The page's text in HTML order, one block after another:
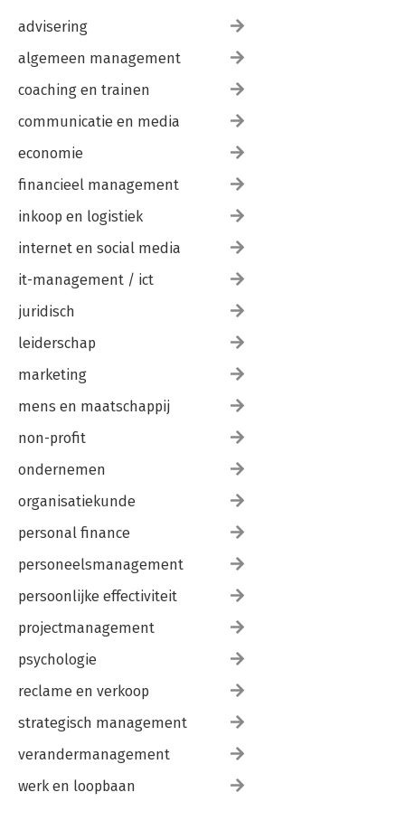
advisering
algemeen management
coaching en trainen
communicatie en media
economie
financieel management
inkoop en logistiek
internet en social media
it-management / ict
juridisch
leiderschap
marketing
mens en maatschappij
non-profit
ondernemen
organisatiekunde
personal finance
personeelsmanagement
persoonlijke effectiviteit
projectmanagement
psychologie
reclame en verkoop
strategisch management
verandermanagement
werk en loopbaan